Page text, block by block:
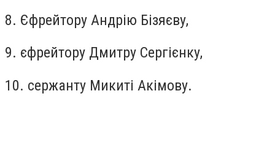
8. Єфрейтору Андрію Бізяєву,
9. єфрейтору Дмитру Сергієнку,
10. сержанту Микиті Акімову.